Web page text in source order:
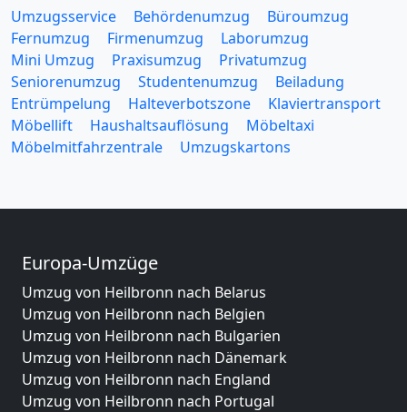
Umzugsservice Behördenumzug
Büroumzug
Fernumzug
Firmenumzug
Laborumzug
Mini Umzug
Praxisumzug
Privatumzug
Seniorenumzug
Studentenumzug
Beiladung
Entrümpelung
Halteverbotszone
Klaviertransport
Möbellift
Haushaltsauflösung
Möbeltaxi
Möbelmitfahrzentrale
Umzugskartons
Europa-Umzüge
Umzug von Heilbronn nach Belarus
Umzug von Heilbronn nach Belgien
Umzug von Heilbronn nach Bulgarien
Umzug von Heilbronn nach Dänemark
Umzug von Heilbronn nach England
Umzug von Heilbronn nach Portugal